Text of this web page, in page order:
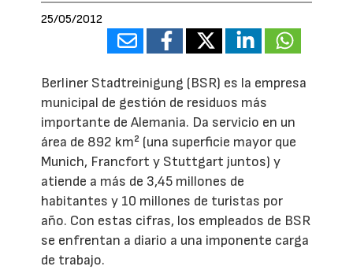
25/05/2012
Berliner Stadtreinigung (BSR) es la empresa
municipal de gestión de residuos más
importante de Alemania. Da servicio en un
área de 892 km² (una superficie mayor que
Munich, Francfort y Stuttgart juntos) y
atiende a más de 3,45 millones de
habitantes y 10 millones de turistas por
año. Con estas cifras, los empleados de BSR
se enfrentan a diario a una imponente carga
de trabajo.